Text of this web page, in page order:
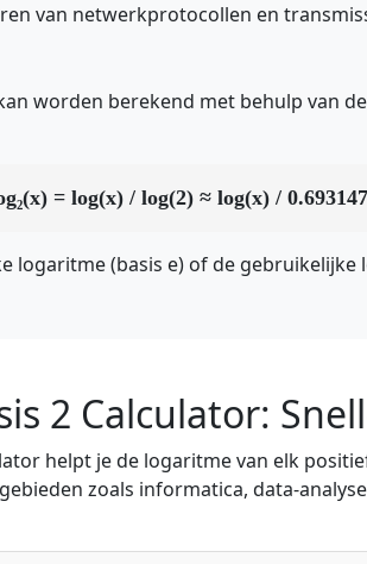
van netwerkprotocollen en
worden berekend met behulp van
= log(x) / log(2) ≈ log(x) /
logaritme (basis e) of de gebruikelijke
2 Calculator:
helpt je de logaritme van elk
zoals informatica, data-